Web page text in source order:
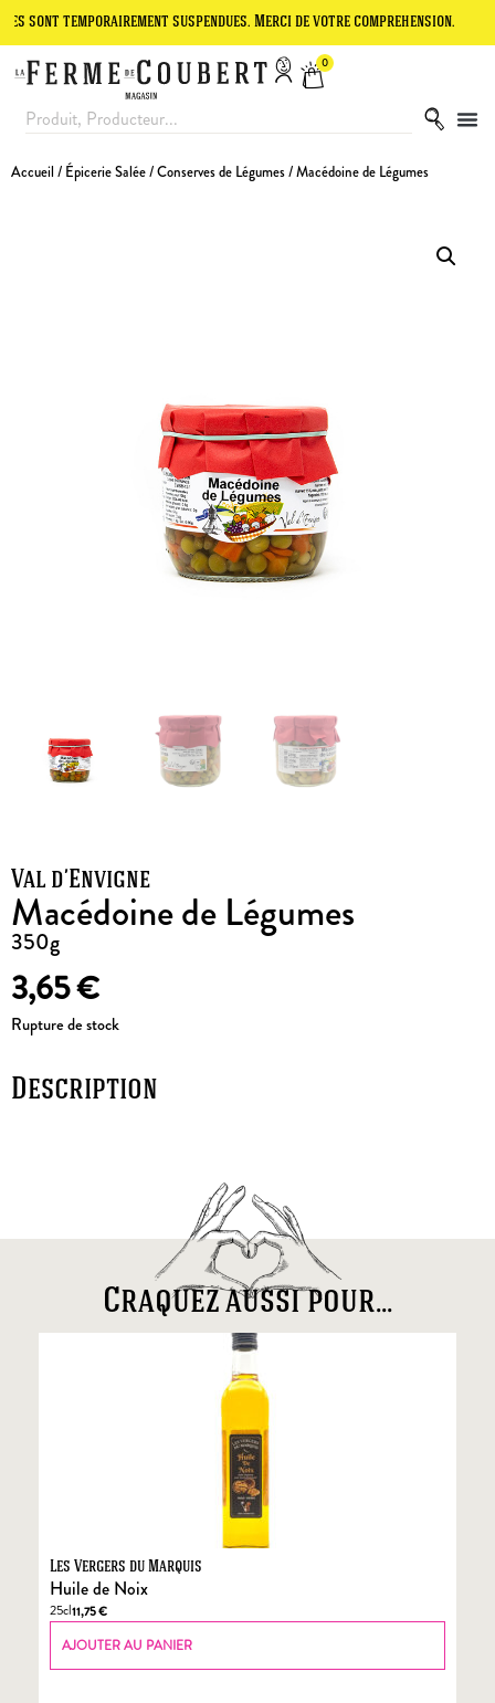
suspendues. Merci de votre compréhension. Le site
0
Accueil / Épicerie Salée/Conserves de Légumes/ Macédoine de Légumes
Val d’Envigne
Macédoine de Légumes
350g
3,65€
Rupture de stock
Description
Craquez aussi pour...
Les Vergers du Marquis
Huile de Noix
25cl11,75€
AJOUTER AU PANIER